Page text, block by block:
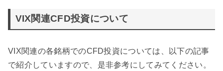
VIX関連CFD投資について
VIX関連の各銘柄でのCFD投資については、以下の記事
で紹介していますので、是非参考にしてみてください。